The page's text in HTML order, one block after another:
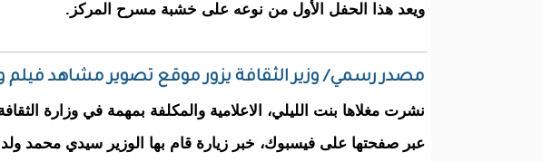
ويعد هذا الحفل الأول من نوعه على خشبة مسرح المركز.
مصدر رسمي/ وزير الثقافة يزور موقع تصوير مشاهد فيلم
نشرت مغلاها بنت الليلي، الاعلامية والمكلفة بمهمة في وزارة
عبر صفحتها على فيسبوك، خبر زيارة قام بها الوزير سيدي محمد ولد